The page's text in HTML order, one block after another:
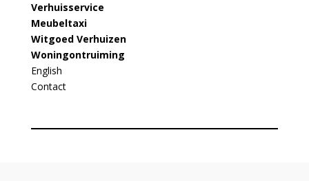
Verhuisservice
Meubeltaxi
Witgoed Verhuizen
Woningontruiming
English
Contact